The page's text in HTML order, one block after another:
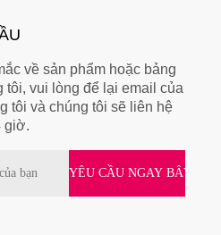
về sản phẩm hoặc bảng
tôi, vui lòng để lại email của
tôi và chúng tôi sẽ liên hệ
giờ.